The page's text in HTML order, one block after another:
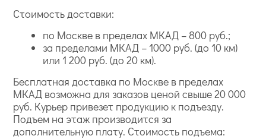
Стоимость доставки:
по Москве в пределах МКАД – 800 руб.;
за пределами МКАД – 1000 руб. (до 10 км)
или 1 200 руб. (до 20 км).
Бесплатная доставка по Москве в пределах
МКАД возможна для заказов ценой свыше 20 000
руб. Курьер привезет продукцию к подъезду.
Подъем на этаж производится за
дополнительную плату. Стоимость подъема: